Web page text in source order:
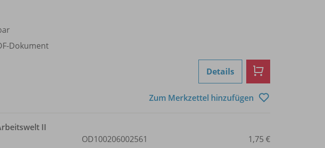
Dokument
Details
Zum Merkzettel hinzufügen
II
OD100206002561 1,75 €